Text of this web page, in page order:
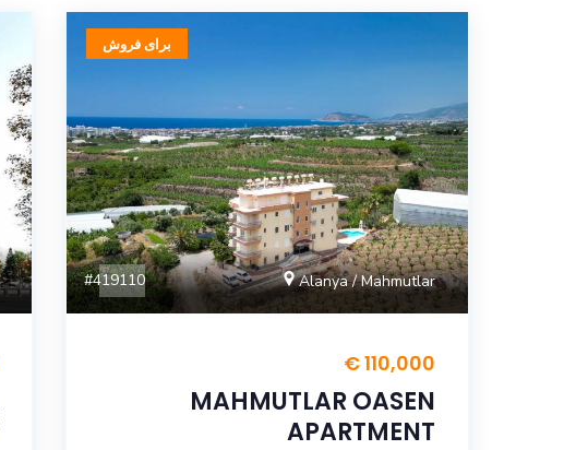
برای فروش
Alanya / Mahmutlar
#419110
110,000 €
MAHMUTLAR OASEN
APARTMENT